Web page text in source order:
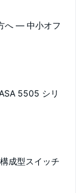
へ ― 中小オフ
5505 シリ
成型スイッチ